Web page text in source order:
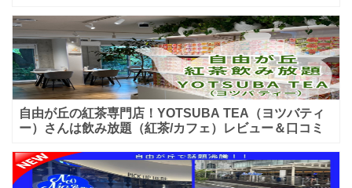
自由が丘の紅茶専門店！YOTSUBA TEA（ヨツバティ
ー）さんは飲み放題（紅茶/カフェ）レビュー＆口コミ